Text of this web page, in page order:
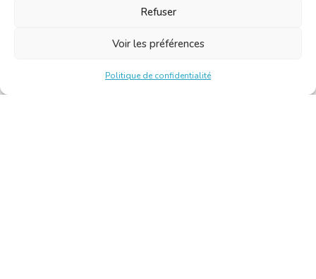
Refuser
Voir les préférences
Politique de confidentialité